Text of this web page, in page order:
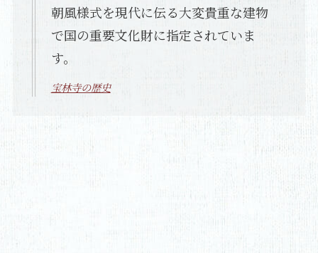
朝風様式を現代に伝る大変貴重な建物
で国の重要文化財に指定されていま
す。
宝林寺の歴史